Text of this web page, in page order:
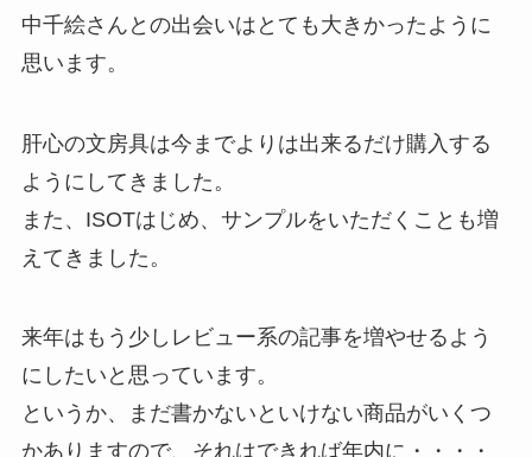
中千絵さんとの出会いはとても大きかったように
思います。
肝心の文房具は今までよりは出来るだけ購入する
ようにしてきました。
また、ISOTはじめ、サンプルをいただくことも増
えてきました。
来年はもう少しレビュー系の記事を増やせるよう
にしたいと思っています。
というか、まだ書かないといけない商品がいくつ
かありますので、それはできれば年内に・・・・